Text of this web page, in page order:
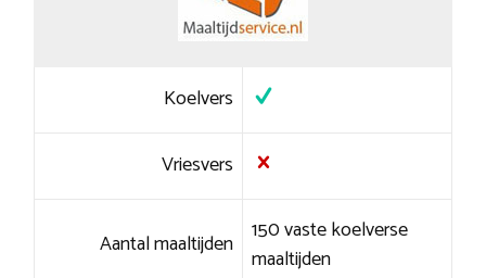
Koelvers
Vriesvers
Aantal maaltijden 150 vaste koelverse
maaltijden